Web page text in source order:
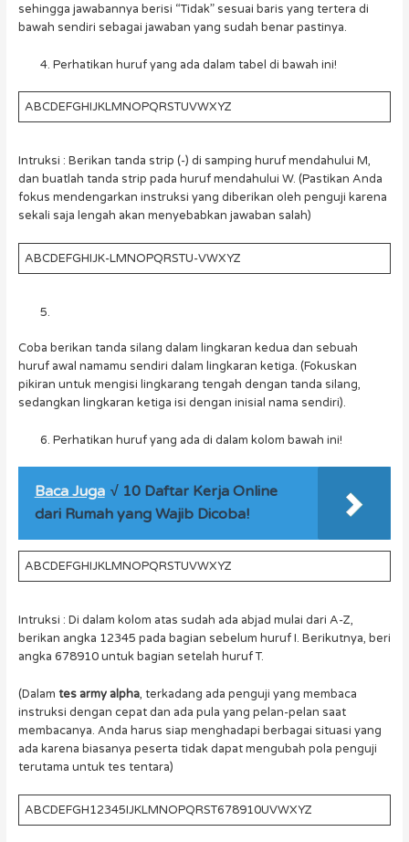
sehingga jawabannya berisi “Tidak” sesuai baris yang tertera di
bawah sendiri sebagai jawaban yang sudah benar pastinya.
Perhatikan huruf yang ada dalam tabel di bawah ini!
ABCDEFGHIJKLMNOPQRSTUVWXYZ
Intruksi : Berikan tanda strip (-) di samping huruf mendahului M,
dan buatlah tanda strip pada huruf mendahului W. (Pastikan Anda
fokus mendengarkan instruksi yang diberikan oleh penguji karena
sekali saja lengah akan menyebabkan jawaban salah)
ABCDEFGHIJK-LMNOPQRSTU-VWXYZ
Coba berikan tanda silang dalam lingkaran kedua dan sebuah
huruf awal namamu sendiri dalam lingkaran ketiga. (Fokuskan
pikiran untuk mengisi lingkarang tengah dengan tanda silang,
sedangkan lingkaran ketiga isi dengan inisial nama sendiri).
Perhatikan huruf yang ada di dalam kolom bawah ini!
Baca Juga √ 10 Daftar Kerja Online
dari Rumah yang Wajib Dicoba!
ABCDEFGHIJKLMNOPQRSTUVWXYZ
Intruksi : Di dalam kolom atas sudah ada abjad mulai dari A-Z,
berikan angka 12345 pada bagian sebelum huruf I. Berikutnya, beri
angka 678910 untuk bagian setelah huruf T.
(Dalam tes army alpha, terkadang ada penguji yang membaca
instruksi dengan cepat dan ada pula yang pelan-pelan saat
membacanya. Anda harus siap menghadapi berbagai situasi yang
ada karena biasanya peserta tidak dapat mengubah pola penguji
terutama untuk tes tentara)
ABCDEFGH12345IJKLMNOPQRST678910UVWXYZ